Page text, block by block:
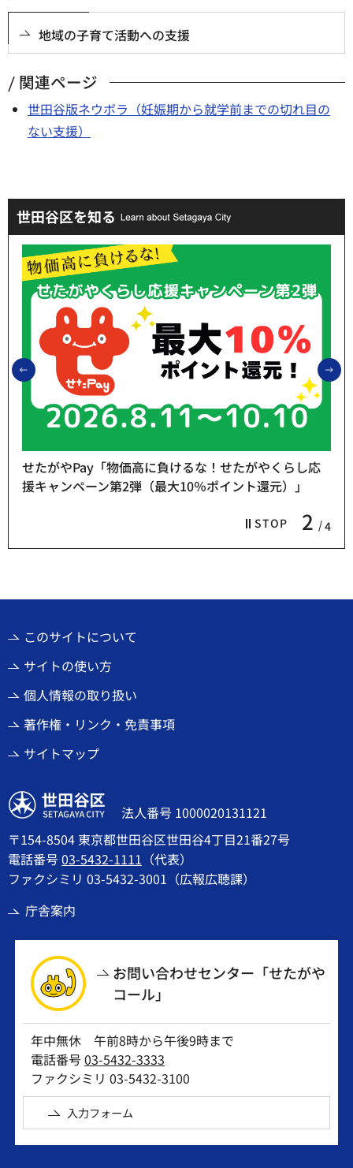
地域の子育て活動への支援
関連ページ
世田谷版ネウボラ（妊娠期から就学前までの切れ目の
ない支援）
世田谷区を知る
前のスライドを表示
STOP 2 4
せたがやPay「物価高に負けるな！せたがやくらし応
援キャンペーン第2弾（最大10％ポイント還元）」
このサイトについて
サイトの使い方
個人情報の取り扱い
著作権・リンク・免責事項
サイトマップ
世田谷区
法人番号 1000020131121
〒154-8504 東京都世田谷区世田谷4丁目21番27号
電話番号03-5432-1111 （代表）
ファクシミリ 03-5432-3001（広報広聴課）
庁舎案内
お問い合わせセンター「せたがや
コール」
年中無休 午前8時から午後9時まで
電話番号03-5432-3333
ファクシミリ 03-5432-3100
入力フォーム